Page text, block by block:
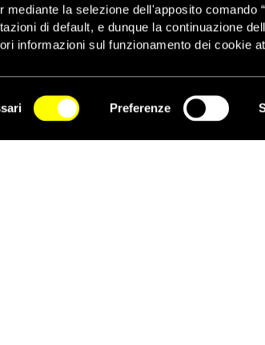
mediante la selezione dell'apposito comando
di default, e dunque la continuazione
informazioni sul funzionamento dei cookie
Preferenze
ISCRIVITI